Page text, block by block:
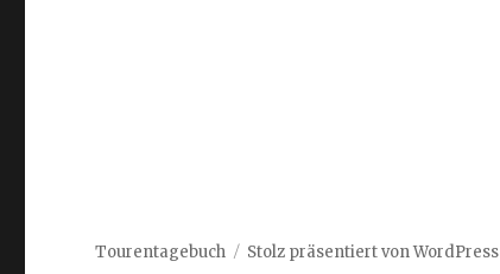
Tourentagebuch Stolz präsentiert von WordPress